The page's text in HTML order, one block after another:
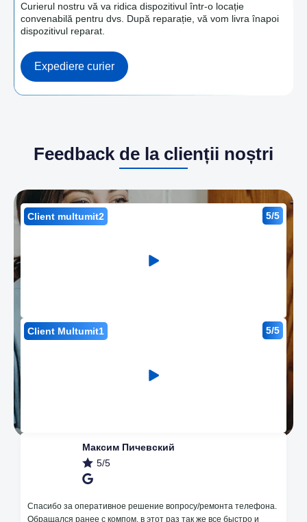
Curierul nostru vă va ridica dispozitivul într-o locație
convenabilă pentru dvs. După reparație, vă vom livra înapoi
dispozitivul reparat.
Expediere curier
Feedback de la clienții noștri
Client multumit2 5/5
Client Multumit1 5/5
Максим Пичевский
5/5
Спасибо за оперативное решение вопросу/ремонта телефона.
Обращался ранее с компом, в этот раз так же все быстро и
Avantajele noastre